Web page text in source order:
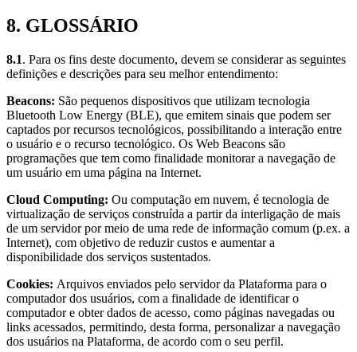
8. GLOSSÁRIO
8.1. Para os fins deste documento, devem se considerar as seguintes
definições e descrições para seu melhor entendimento:
Beacons: São pequenos dispositivos que utilizam tecnologia
Bluetooth Low Energy (BLE), que emitem sinais que podem ser
captados por recursos tecnológicos, possibilitando a interação entre
o usuário e o recurso tecnológico. Os Web Beacons são
programações que tem como finalidade monitorar a navegação de
um usuário em uma página na Internet.
Cloud Computing: Ou computação em nuvem, é tecnologia de
virtualização de serviços construída a partir da interligação de mais
de um servidor por meio de uma rede de informação comum (p.ex. a
Internet), com objetivo de reduzir custos e aumentar a
disponibilidade dos serviços sustentados.
Cookies: Arquivos enviados pelo servidor da Plataforma para o
computador dos usuários, com a finalidade de identificar o
computador e obter dados de acesso, como páginas navegadas ou
links acessados, permitindo, desta forma, personalizar a navegação
dos usuários na Plataforma, de acordo com o seu perfil.